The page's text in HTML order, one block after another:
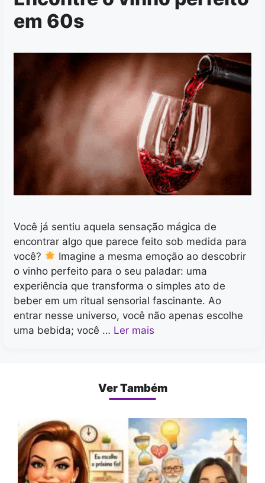
em 60s
Você já sentiu aquela sensação mágica de
encontrar algo que parece feito sob medida para
você?
Imagine a mesma emoção ao descobrir
o vinho perfeito para o seu paladar: uma
experiência que transforma o simples ato de
beber em um ritual sensorial fascinante. Ao
entrar nesse universo, você não apenas escolhe
uma bebida; você … Ler mais
Ver Também